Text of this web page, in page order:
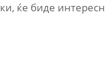
ќе биде